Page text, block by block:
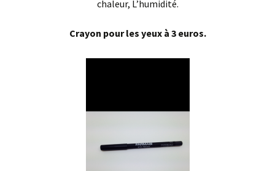
chaleur, L’humidité.
Crayon pour les yeux à 3 euros.